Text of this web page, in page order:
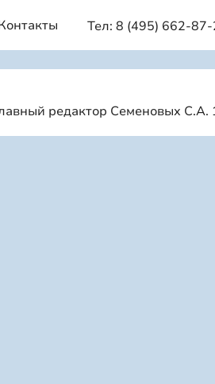
Тел: 8 (495) 662-
редактор Семеновых С.А.